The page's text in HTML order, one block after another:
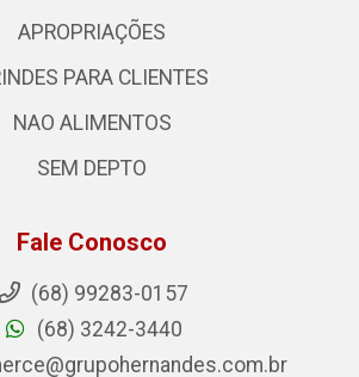
APROPRIAÇÕES
PARA CLIENTES
NAO ALIMENTOS
SEM DEPTO
Fale Conosco
(68) 99283-0157
(68) 3242-3440